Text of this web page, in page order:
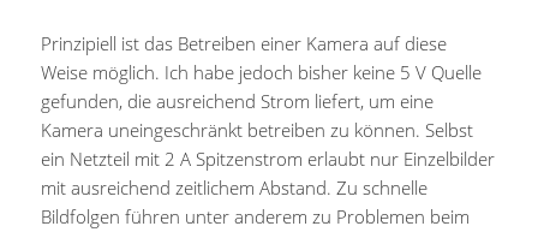
Prinzipiell ist das Betreiben einer Kamera auf diese
Weise möglich. Ich habe jedoch bisher keine 5 V Quelle
gefunden, die ausreichend Strom liefert, um eine
Kamera uneingeschränkt betreiben zu können. Selbst
ein Netzteil mit 2 A Spitzenstrom erlaubt nur Einzelbilder
mit ausreichend zeitlichem Abstand. Zu schnelle
Bildfolgen führen unter anderem zu Problemen beim